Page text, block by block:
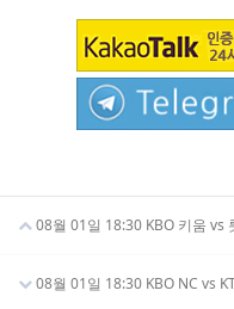
08월 01일 18:30 KBO 키움 vs
08월 01일 18:30 KBO NC vs